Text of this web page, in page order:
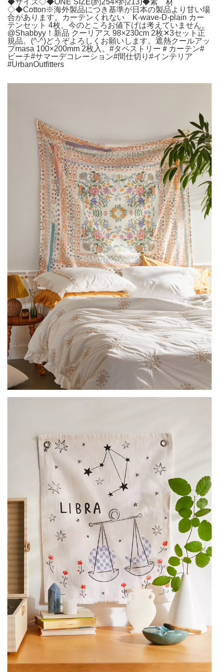
◇◆Cotton※海外製品につき基準が日本の製品より甘い場
合があります。カーテンくれない K-wave-D-plain カー
テンセット 4枚。今のところお値下げは考えていません。
@Shabbyy！新品 クーリアス 98×230cm 2枚✕3セット正
規品。(^-^)どうぞよろしくお願いします。遮熱クールアッ
プmasa 100×200mm 2枚入。#タペストリー＃カーテン#
ビーチ#サマーデコレーション#間仕切り#インテリア
#UrbanOutfitters